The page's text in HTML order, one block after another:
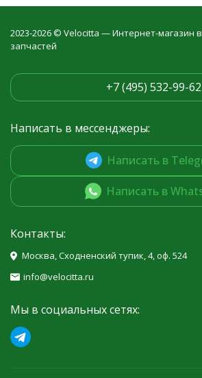
2023-2026 © Velocitta — Интернет-магазин
запчастей
+7 (495) 532-99-62
Написать в мессенджеры:
Написать в
Написать в
Контакты:
Москва, Сходненский тупик, 4, оф. 524
info@velocitta.ru
Мы в социальных сетях: